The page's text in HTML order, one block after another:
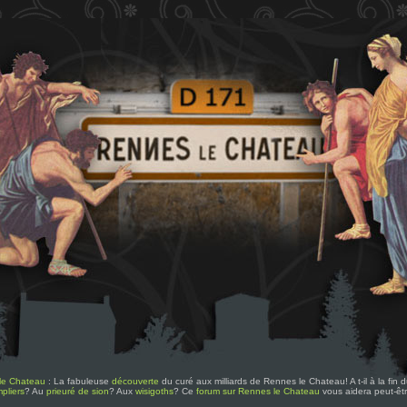
Chateau : La fabuleuse découverte du curé aux milliards de Rennes le Chateau! A t-il à la fin
? Au prieuré de sion? Aux wisigoths? Ce forum sur Rennes le Chateau vous aidera peut-